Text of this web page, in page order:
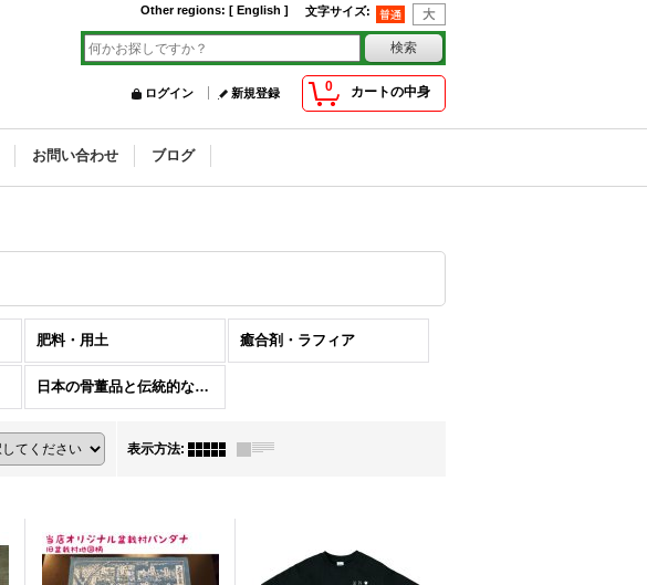
文字サイズ:
Other regions: [ English ]
0 カートの中身
ログイン 新規登録
お問い合わせ ブログ
肥料・用土 癒合剤・ラフィア
日本の骨董品と伝統的な民間伝承工芸品
表示方法: